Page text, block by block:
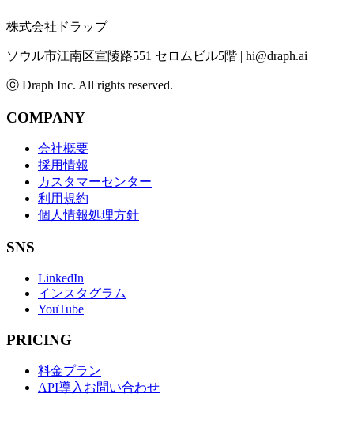
株式会社ドラップ
ソウル市江南区宣陵路551 セロムビル5階 | hi@draph.ai
ⓒ Draph Inc. All rights reserved.
COMPANY
会社概要
採用情報
カスタマーセンター
利用規約
個人情報処理方針
SNS
LinkedIn
インスタグラム
YouTube
PRICING
料金プラン
API導入お問い合わせ